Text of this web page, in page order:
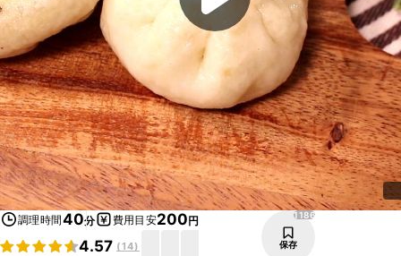
調理時間40分 費用目安200円
4.57 (14)
1186
保存